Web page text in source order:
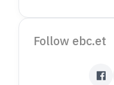
Follow ebc.et